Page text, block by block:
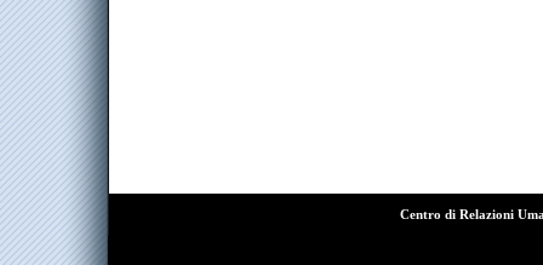
Centro di Relazioni